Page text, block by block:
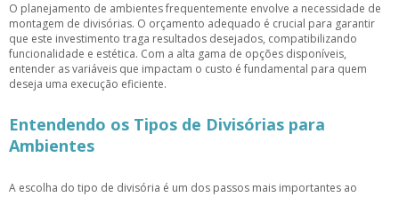
O planejamento de ambientes frequentemente envolve a necessidade de
montagem de divisórias. O orçamento adequado é crucial para garantir
que este investimento traga resultados desejados, compatibilizando
funcionalidade e estética. Com a alta gama de opções disponíveis,
entender as variáveis que impactam o custo é fundamental para quem
deseja uma execução eficiente.
Entendendo os Tipos de Divisórias para
Ambientes
A escolha do tipo de divisória é um dos passos mais importantes ao